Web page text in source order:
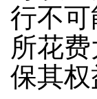
行不
所花
保其